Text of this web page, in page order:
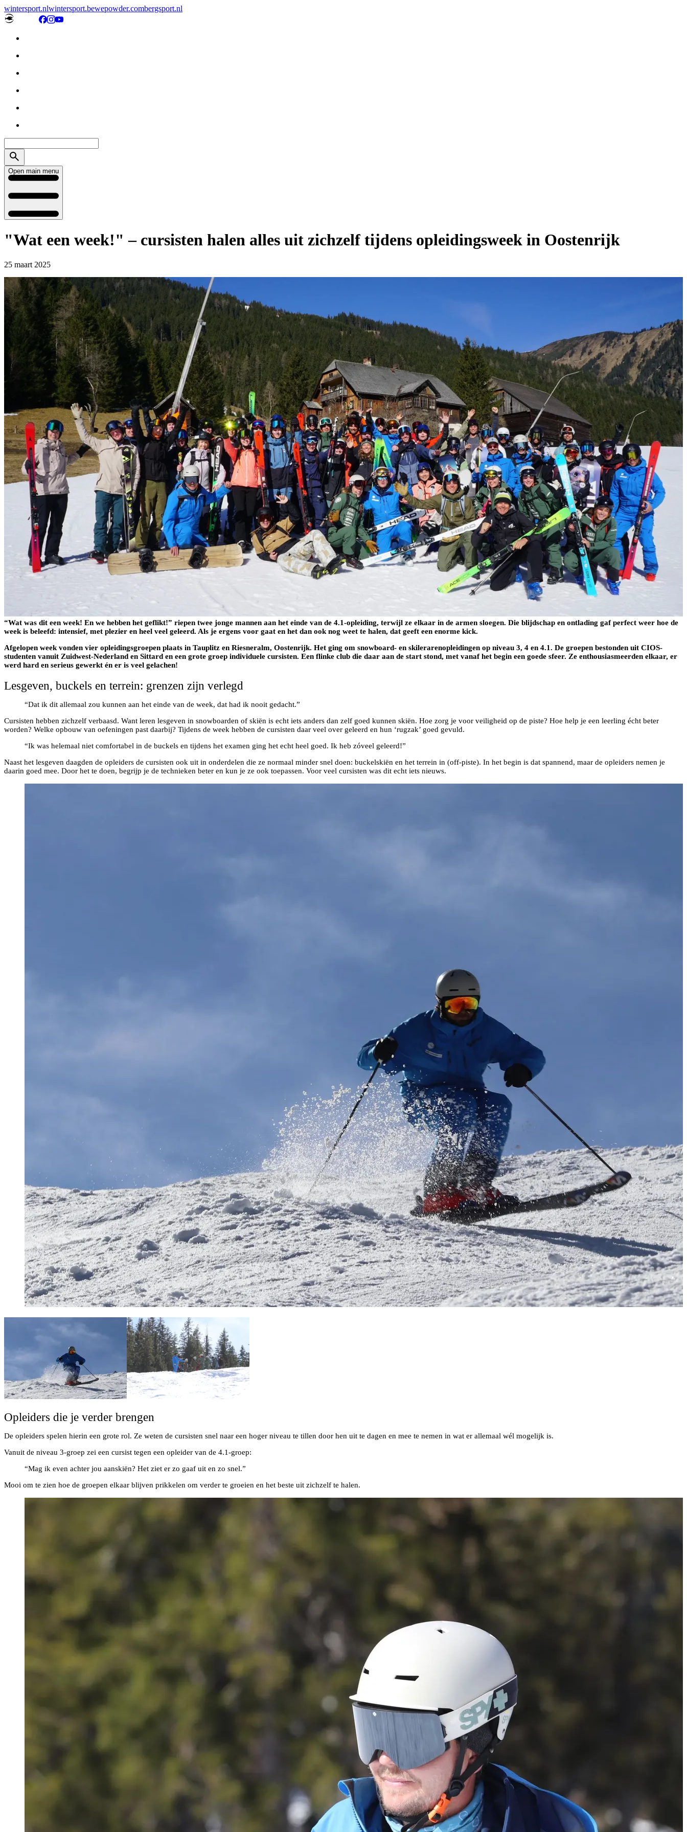
wintersport.nlwintersport.bewepowder.combergsport.nl
Open main menu
"Wat een week!" – cursisten halen alles uit zichzelf tijdens opleidingsweek in Oostenrijk
25 maart 2025
“Wat was dit een week! En we hebben het geflikt!” riepen twee jonge mannen aan het einde van de 4.1-opleiding, terwijl ze elkaar in de armen sloegen. Die blijdschap en ontlading gaf perfect weer hoe de
week is beleefd: intensief, met plezier en heel veel geleerd. Als je ergens voor gaat en het dan ook nog weet te halen, dat geeft een enorme kick.
Afgelopen week vonden vier opleidingsgroepen plaats in Tauplitz en Riesneralm, Oostenrijk. Het ging om snowboard- en skilerarenopleidingen op niveau 3, 4 en 4.1. De groepen bestonden uit CIOS-
studenten vanuit Zuidwest-Nederland en Sittard en een grote groep individuele cursisten. Een flinke club die daar aan de start stond, met vanaf het begin een goede sfeer. Ze enthousiasmeerden elkaar, er
werd hard en serieus gewerkt én er is veel gelachen!
Lesgeven, buckels en terrein: grenzen zijn verlegd
“Dat ik dit allemaal zou kunnen aan het einde van de week, dat had ik nooit gedacht.”
Cursisten hebben zichzelf verbaasd. Want leren lesgeven in snowboarden of skiën is echt iets anders dan zelf goed kunnen skiën. Hoe zorg je voor veiligheid op de piste? Hoe help je een leerling écht beter
worden? Welke opbouw van oefeningen past daarbij? Tijdens de week hebben de cursisten daar veel over geleerd en hun ‘rugzak’ goed gevuld.
“Ik was helemaal niet comfortabel in de buckels en tijdens het examen ging het echt heel goed. Ik heb zóveel geleerd!”
Naast het lesgeven daagden de opleiders de cursisten ook uit in onderdelen die ze normaal minder snel doen: buckelskiën en het terrein in (off-piste). In het begin is dat spannend, maar de opleiders nemen je
daarin goed mee. Door het te doen, begrijp je de technieken beter en kun je ze ook toepassen. Voor veel cursisten was dit echt iets nieuws.
Opleiders die je verder brengen
De opleiders spelen hierin een grote rol. Ze weten de cursisten snel naar een hoger niveau te tillen door hen uit te dagen en mee te nemen in wat er allemaal wél mogelijk is.
Vanuit de niveau 3-groep zei een cursist tegen een opleider van de 4.1-groep:
“Mag ik even achter jou aanskiën? Het ziet er zo gaaf uit en zo snel.”
Mooi om te zien hoe de groepen elkaar blijven prikkelen om verder te groeien en het beste uit zichzelf te halen.